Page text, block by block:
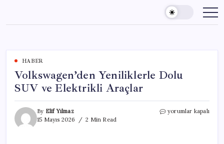
content
HABER
Volkswagen’den Yeniliklerle Dolu
SUV ve Elektrikli Araçlar
By Elif Yılmaz
15 Mayıs 2026
2 Min Read
Volkswagen’den
yorumlar kapalı